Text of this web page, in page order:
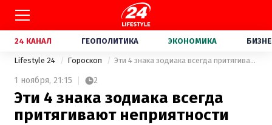
24 КАНАЛ ГЕОПОЛИТИКА ЭКОНОМИКА
Lifestyle 24 Гороскоп Эти 4 знака зодиака всегда притягивают неприятности
1 ноября, 21:15 2
Эти 4 знака зодиака всегда
притягивают неприятности